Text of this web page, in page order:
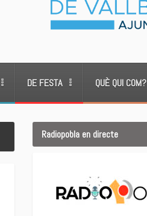
DE FESTA QUÈ QUI COM?
Radiopobla en directe